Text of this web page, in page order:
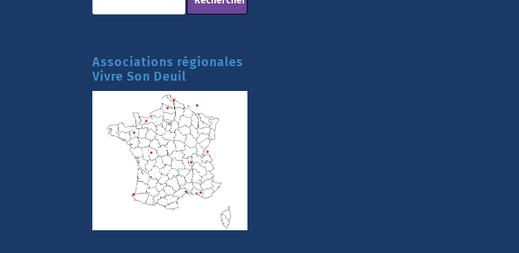
Associations régionales
Vivre Son Deuil